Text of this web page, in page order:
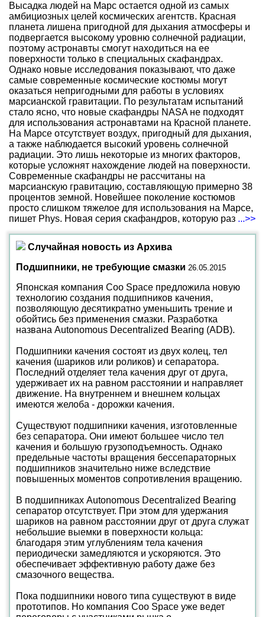
Высадка людей на Марс остается одной из самых
амбициозных целей космических агентств. Красная
планета лишена пригодной для дыхания атмосферы и
подвергается высокому уровню солнечной радиации,
поэтому астронавты смогут находиться на ее
поверхности только в специальных скафандрах.
Однако новые исследования показывают, что даже
самые современные космические костюмы могут
оказаться непригодными для работы в условиях
марсианской гравитации. По результатам испытаний
стало ясно, что новые скафандры NASA не подходят
для использования астронавтами на Красной планете.
На Марсе отсутствует воздух, пригодный для дыхания,
а также наблюдается высокий уровень солнечной
радиации. Это лишь некоторые из многих факторов,
которые усложнят нахождение людей на поверхности.
Современные скафандры не рассчитаны на
марсианскую гравитацию, составляющую примерно 38
процентов земной. Новейшее поколение костюмов
просто слишком тяжелое для использования на Марсе,
пишет Phys. Новая серия скафандров, которую раз ...>>
Случайная новость из Архива
Подшипники, не требующие смазки 26.05.2015
Японская компания Coo Space предложила новую
технологию создания подшипников качения,
позволяющую десятикратно уменьшить трение и
обойтись без применения смазки. Разработка
названа Autonomous Decentralized Bearing (ADB).
Подшипники качения состоят из двух колец, тел
качения (шариков или роликов) и сепаратора.
Последний отделяет тела качения друг от друга,
удерживает их на равном расстоянии и направляет
движение. На внутреннем и внешнем кольцах
имеются желоба - дорожки качения.
Существуют подшипники качения, изготовленные
без сепаратора. Они имеют большее число тел
качения и большую грузоподъемность. Однако
предельные частоты вращения бессепараторных
подшипников значительно ниже вследствие
повышенных моментов сопротивления вращению.
В подшипниках Autonomous Decentralized Bearing
сепаратор отсутствует. При этом для удержания
шариков на равном расстоянии друг от друга служат
небольшие выемки в поверхности кольца:
благодаря этим углублениям тела качения
периодически замедляются и ускоряются. Это
обеспечивает эффективную работу даже без
смазочного вещества.
Пока подшипники нового типа существуют в виде
прототипов. Но компания Coo Space уже ведет